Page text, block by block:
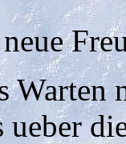
ueber